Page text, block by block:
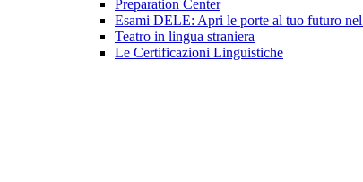
Preparation Center
Esami DELE: Apri le porte al tuo futuro
Teatro in lingua straniera
Le Certificazioni Linguistiche